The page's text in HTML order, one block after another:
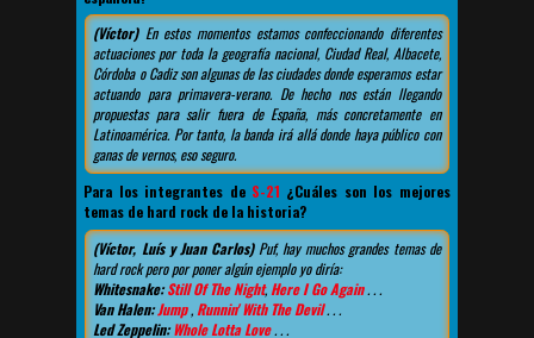
(Víctor)En estos momentos estamos confeccionando diferentes
actuaciones por toda la geografía nacional, Ciudad Real, Albacete,
Córdoba o Cadiz son algunas de las ciudades donde esperamos estar
actuando para primavera-verano. De hecho nos están llegando
propuestas para salir fuera de España, más concretamente en
Latinoamérica. Por tanto, la banda irá allá donde haya público con
ganas de vernos, eso seguro.
Para los integrantes de S-21 ¿Cuáles son los mejores
temas de hard rock de la historia?
(Víctor, Luís y Juan Carlos)Puf, hay muchos grandes temas de
hard rock pero por poner algún ejemplo yo diría:
Whitesnake: Still Of The Night, Here I Go Again. . .
Van Halen:Jump, Runnin' With The Devil. . .
Led Zeppelin: Whole Lotta Love. . .